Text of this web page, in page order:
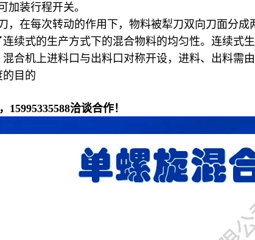
装行程开关。
在每次转动的作用下，物料被犁刀双向刀面分成
续式的生产方式下的混合物料的均匀性。连续式
合机上进料口与出料口对称开设，进料、出料需
目的
洽谈合作！